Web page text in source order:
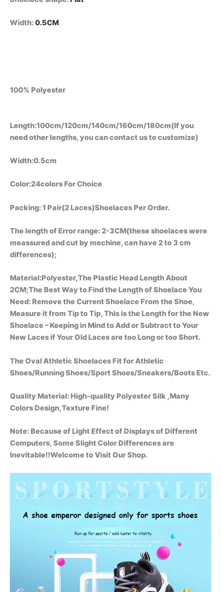
Width:0.5CM
100% Polyester
Length:100cm/120cm/140cm/160cm/180cm(If you
need other lengths, you can contact us to customize)
Width:0.5cm
Color:24colors For Choice
Packing: 1 Pair(2 Laces)Shoelaces Per Order.
The length of Error range: 2-3CM(these shoelaces were
meassured and cut by mechine, can have 2 to 3 cm
differences);
Material:Polyester,The Plastic Head Length About
2CM;The Best Way to Find the Length of Shoelace You
Need: Remove the Current Shoelace From the Shoe,
Measure it from Tip to Tip, This is the Length for the New
Shoelace – Keeping in Mind to Add or Subtract to Your
New Laces if Your Old Laces are too Long or too Short.
The Oval Athletic Shoelaces Fit for Athletic
Shoes/Running Shoes/Sport Shoes/Sneakers/Boots Etc.
Quality Material: High-quality Polyester Silk ,Many
Colors Design,Texture Fine!
Note: Because of Light Effect of Displays of Different
Computers, Some Slight Color Differences are
Inevitable!!Welcome to Visit Our Shop.